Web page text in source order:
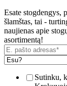
Esate stogdengys,
šlamštas, tai -
naujienas apie
asortimentą!
Sutinku,